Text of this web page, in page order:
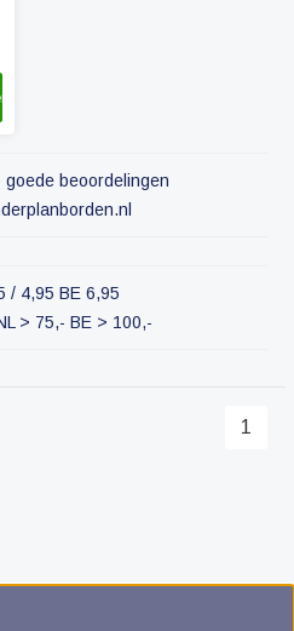
beoordelingen
/ 4,95 BE 6,95
> 75,- BE > 100,-
1